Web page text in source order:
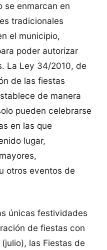
se enmarcan en
tradicionales
el municipio,
poder autorizar
La Ley 34/2010, de
de las fiestas
de manera
pueden celebrarse
en las que
lugar,
otros eventos de
únicas festividades
de fiestas con
las Fiestas de